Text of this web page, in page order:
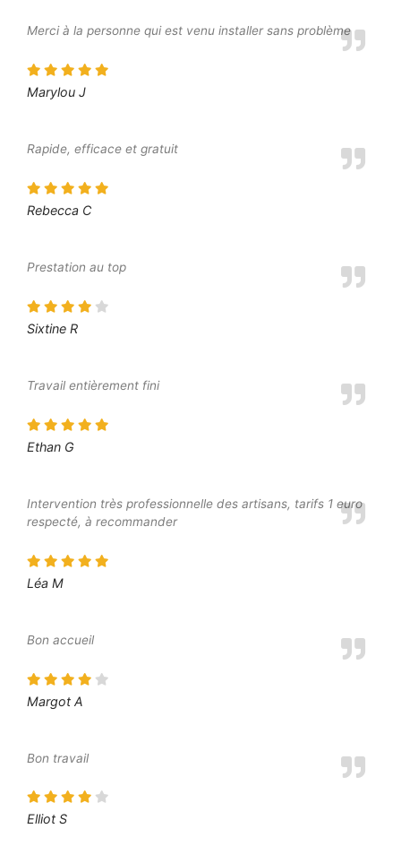
Merci à la personne qui est venu installer sans problème
Marylou J
Rapide, efficace et gratuit
Rebecca C
Prestation au top
Sixtine R
Travail entièrement fini
Ethan G
Intervention très professionnelle des artisans, tarifs 1 euro
respecté, à recommander
Léa M
Bon accueil
Margot A
Bon travail
Elliot S